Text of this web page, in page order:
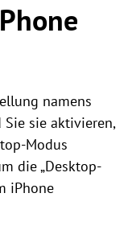
namens
Sie sie aktivieren,
Modus
die „Desktop-
iPhone